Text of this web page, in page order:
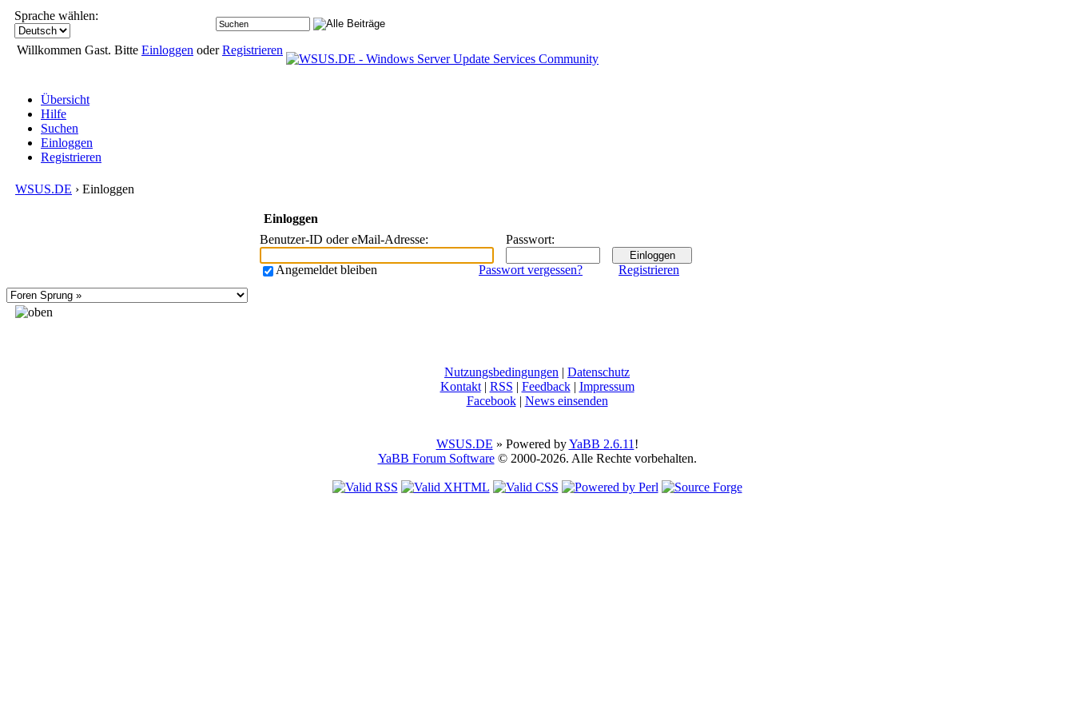
Sprache wählen:
Willkommen Gast. Bitte Einloggen oderRegistrieren
Übersicht
Hilfe
Suchen
Einloggen
Registrieren
WSUS.DE › Einloggen
Einloggen
Benutzer-ID oder eMail-Adresse: Passwort:
Angemeldet bleiben Registrieren
Passwort vergessen?
Nutzungsbedingungen | Datenschutz
Kontakt| RSS | Feedback| Impressum
Facebook| News einsenden
WSUS.DE » Powered byYaBB 2.6.11 !
YaBB Forum Software© 2000-2026. Alle Rechte vorbehalten.